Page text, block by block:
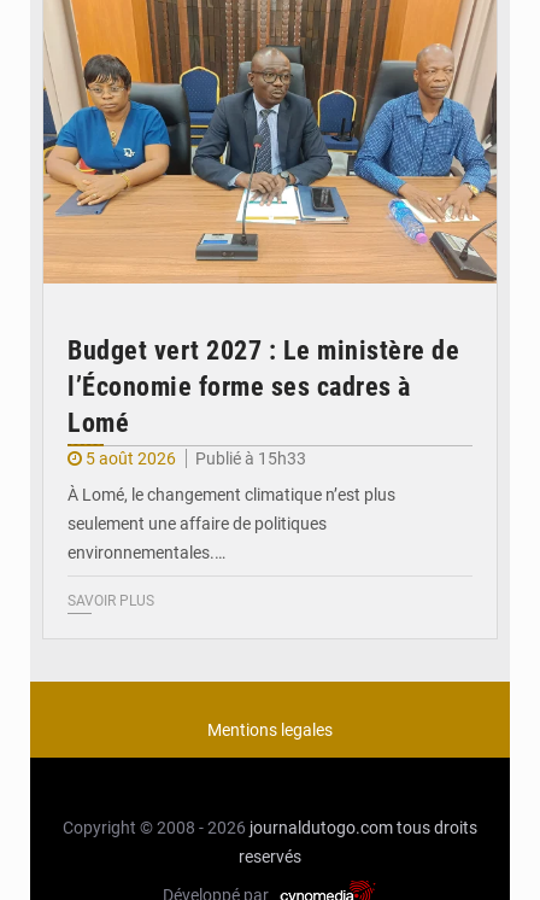
Budget vert 2027 : Le ministère de
l’Économie forme ses cadres à
Lomé
5 août 2026
Publié à 15h33
À Lomé, le changement climatique n’est plus
seulement une affaire de politiques
environnementales.…
SAVOIR PLUS
Mentions legales
Copyright © 2008 - 2026 journaldutogo.comtous droits
reservés
Développé par